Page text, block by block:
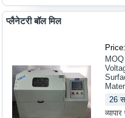
प्लैनेटरी बॉल मिल
MOQ
26